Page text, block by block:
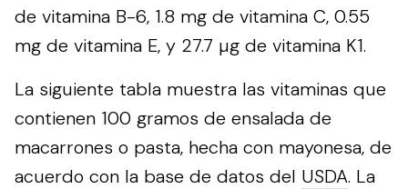
de vitamina B-6, 1.8 mg de vitamina C, 0.55
mg de vitamina E, y 27.7 µg de vitamina K1.
La siguiente tabla muestra las vitaminas que
contienen 100 gramos de ensalada de
macarrones o pasta, hecha con mayonesa, de
acuerdo con la base de datos del USDA. La